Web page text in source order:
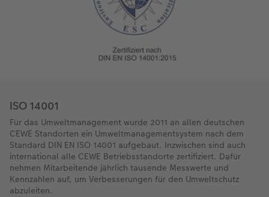
ISO 14001
Für das Umweltmanagement wurde 2011 an allen deutschen
CEWE Standorten ein Umweltmanagementsystem nach dem
Standard DIN EN ISO 14001 aufgebaut. Inzwischen sind auch
international alle CEWE Betriebsstandorte zertifiziert. Dafür
nehmen Mitarbeitende jährlich tausende Messwerte und
Kennzahlen auf, um Verbesserungen für den Umweltschutz
abzuleiten.